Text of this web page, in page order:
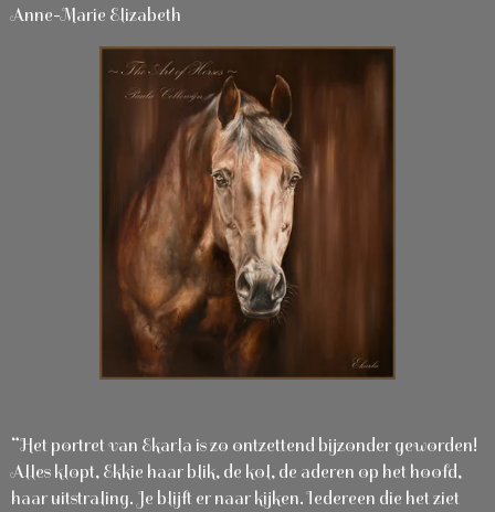
Anne-Marie Elizabeth
“Het portret van Ekarla is zo ontzettend bijzonder geworden!
Alles klopt, Ekkie haar blik, de kol, de aderen op het hoofd,
haar uitstraling. Je blijft er naar kijken. Iedereen die het ziet